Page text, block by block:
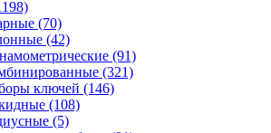
(70)
(42)
(91)
(321)
ключей (146)
(108)
(5)